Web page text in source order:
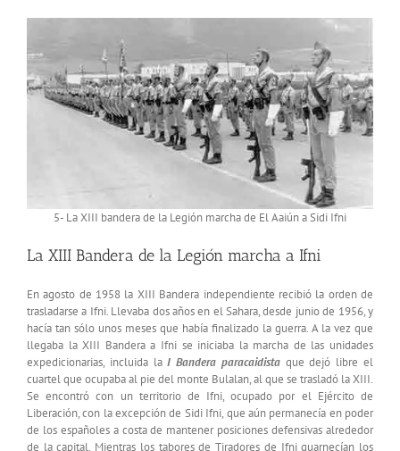
5- La XIII bandera de la Legión marcha de El Aaiún a Sidi Ifni
La XIII Bandera de la Legión marcha a Ifni
En agosto de 1958 la XIII Bandera independiente recibió la orden de
trasladarse a Ifni. Llevaba dos años en el Sahara, desde junio de 1956, y
hacía tan sólo unos meses que había finalizado la guerra. A la vez que
llegaba la XIII Bandera a Ifni se iniciaba la marcha de las unidades
expedicionarias, incluida laI Bandera paracaidista que dejó libre el
cuartel que ocupaba al pie del monte Bulalan, al que se trasladó la XIII.
Se encontró con un territorio de Ifni, ocupado por el Ejército de
Liberación, con la excepción de Sidi Ifni, que aún permanecía en poder
de los españoles a costa de mantener posiciones defensivas alrededor
de la capital. Mientras los tabores de Tiradores de Ifni guarnecían los